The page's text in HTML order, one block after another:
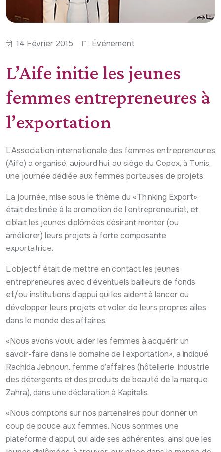
14 Février 2015 Événement
L’Aife initie les jeunes
femmes entrepreneures à
l’exportation
L’Association internationale des femmes entrepreneures
(Aife) a organisé, aujourd’hui, au siège du Cepex, à Tunis,
une journée dédiée aux femmes porteuses de projets.
La journée, mise sous le thème du «Thinking Export»,
était destinée à la promotion de l’entrepreneuriat, et
ciblait les jeunes diplômées désirant monter (ou
améliorer) leurs projets à forte composante
exportatrice.
L’objectif était de mettre en contact les jeunes
entrepreneures avec d’éventuels bailleurs de fonds
et/ou institutions d’appui qui les aident à lancer ou
développer leurs projets et voler de leurs propres ailes
dans le monde des affaires.
«Nous avons voulu aider les femmes à acquérir un
savoir-faire dans le domaine de l’exportation», a indiqué
Rachida Jebnoun, femme d’affaires (hôtellerie, industrie
des détergents et des produits de beauté de la marque
Zahra), dans une déclaration à Kapitalis.
«Nous comptons sur nos partenaires pour donner un
coup de pouce aux femmes. Nous sommes une
plateforme d’appui, qui aide ses adhérentes, ainsi que les